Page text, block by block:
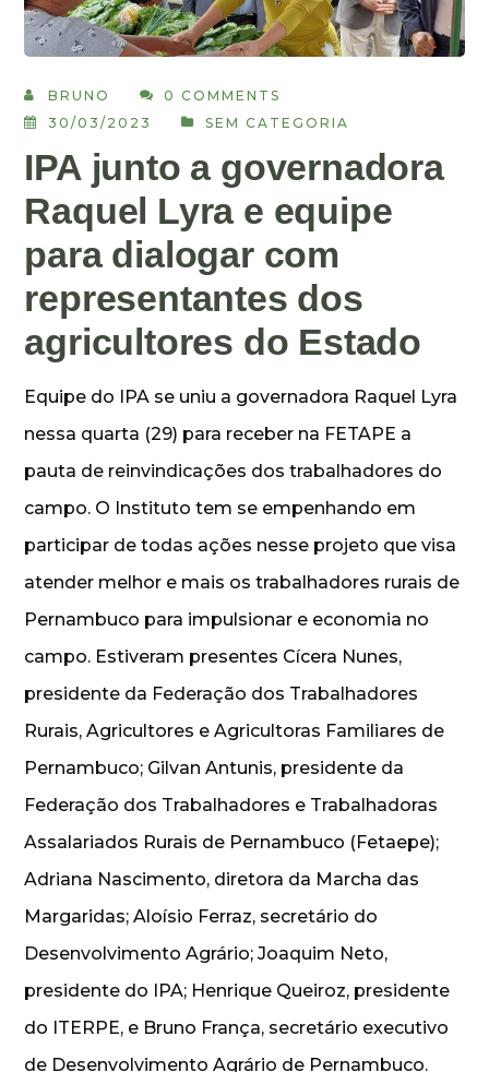
BRUNO
0 COMMENTS
30/03/2023
SEM CATEGORIA
IPA junto a governadora
Raquel Lyra e equipe
para dialogar com
representantes dos
agricultores do Estado
Equipe do IPA se uniu a governadora Raquel Lyra
nessa quarta (29) para receber na FETAPE a
pauta de reinvindicações dos trabalhadores do
campo. O Instituto tem se empenhando em
participar de todas ações nesse projeto que visa
atender melhor e mais os trabalhadores rurais de
Pernambuco para impulsionar e economia no
campo. Estiveram presentes Cícera Nunes,
presidente da Federação dos Trabalhadores
Rurais, Agricultores e Agricultoras Familiares de
Pernambuco; Gilvan Antunis, presidente da
Federação dos Trabalhadores e Trabalhadoras
Assalariados Rurais de Pernambuco (Fetaepe);
Adriana Nascimento, diretora da Marcha das
Margaridas; Aloísio Ferraz, secretário do
Desenvolvimento Agrário; Joaquim Neto,
presidente do IPA; Henrique Queiroz, presidente
do ITERPE, e Bruno França, secretário executivo
de Desenvolvimento Agrário de Pernambuco.